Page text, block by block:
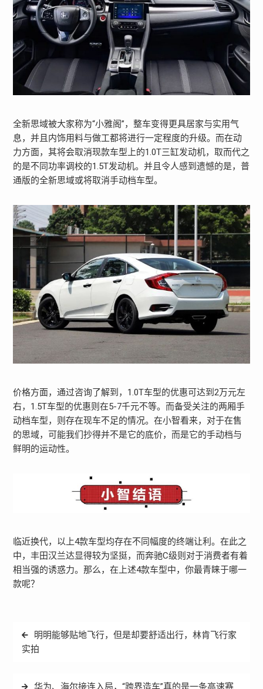
全新思域被大家称为“小雅阁”，整车变得更具居家与实用气
息，并且内饰用料与做工都将进行一定程度的升级。而在动
力方面，其将会取消现款车型上的1.0T三缸发动机，取而代之
的是不同功率调校的1.5T发动机。并且令人感到遗憾的是，普
通版的全新思域或将取消手动档车型。
价格方面，通过咨询了解到，1.0T车型的优惠可达到2万元左
右，1.5T车型的优惠则在5-7千元不等。而备受关注的两厢手
动档车型，则存在现车不足的情况。在小智看来，对于在售
的思域，可能我们抄得并不是它的底价，而是它的手动档与
鲜明的运动性。
临近换代，以上4款车型均存在不同幅度的终端让利。在此之
中，丰田汉兰达显得较为坚挺，而奔驰C级则对于消费者有着
相当强的诱惑力。那么，在上述4款车型中，你最青睐于哪一
款呢？
文
章
航
明明能够贴地飞行，但是却要舒适出行，林肯飞行家
实拍
华为、海尔接连入局，“跨界造车”真的是一条高速赛